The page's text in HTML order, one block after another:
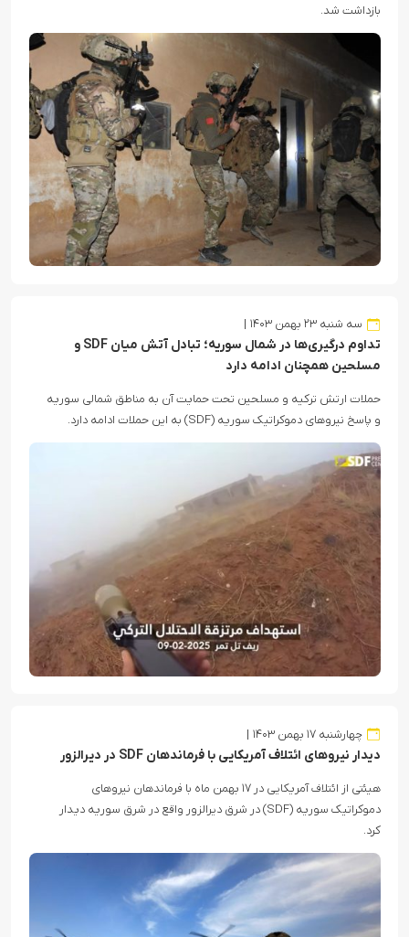
بازداشت شد.
سه شنبه ۲۳ بهمن ۱۴۰۳
تداوم درگیری‌ها در شمال سوریه؛ تبادل آتش میان SDF و
مسلحین همچنان ادامه دارد
حملات ارتش ترکیه و مسلحین تحت حمایت آن به مناطق شمالی سوریه
و پاسخ نیروهای دموکراتیک سوریه (SDF) به این حملات ادامه دارد.
چهارشنبه ۱۷ بهمن ۱۴۰۳
دیدار نیروهای ائتلاف آمریکایی با فرماندهان SDF در دیرالزور
هیئتی از ائتلاف آمریکایی در ۱۷ بهمن ماه با فرماندهان نیروهای
دموکراتیک سوریه (SDF) در شرق دیرالزور واقع در شرق سوریه دیدار
کرد.